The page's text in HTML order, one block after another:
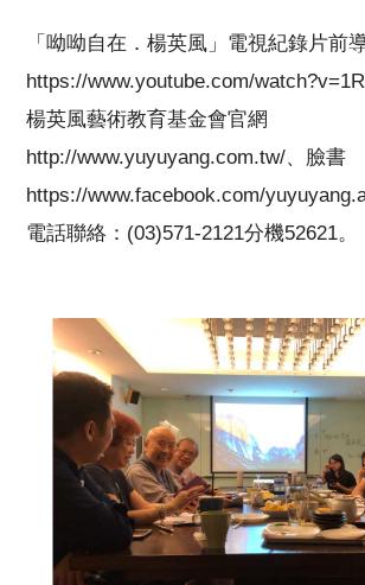
「呦呦自在．楊英風」電視紀錄片前
https://www.youtube.com/
楊英風藝術教育基金會官網
http://www.yuyuyang.com.tw/、臉書
https://www.facebook.com/
電話聯絡：(03)571-2121分機52621。